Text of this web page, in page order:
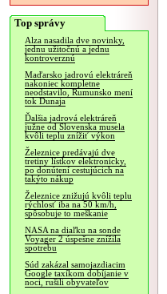
Top správy
Alza nasadila dve novinky,
jednu užitočnú a jednu
kontroverznú
Maďarsko jadrovú elektráreň
nakoniec kompletne
neodstavilo, Rumunsko mení
tok Dunaja
Ďalšia jadrová elektráreň
južne od Slovenska musela
kvôli teplu znížiť výkon
Železnice predávajú dve
tretiny lístkov elektronicky,
po donútení cestujúcich na
takýto nákup
Železnice znižujú kvôli teplu
rýchlosť iba na 50 km/h,
spôsobuje to meškanie
NASA na diaľku na sonde
Voyager 2 úspešne znížila
spotrebu
Súd zakázal samojazdiacim
Google taxíkom dobíjanie v
noci, rušili obyvateľov